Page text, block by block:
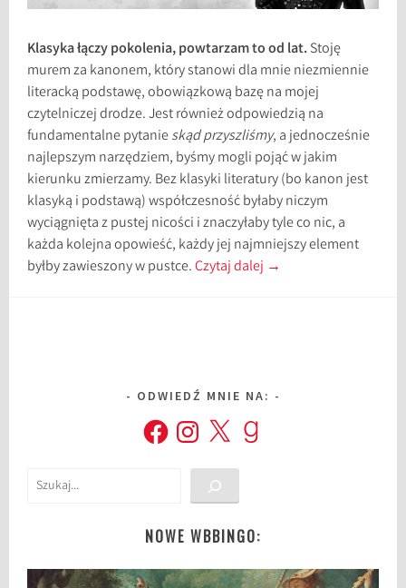
Klasyka łączy pokolenia, powtarzam to od lat.Stoję
murem za kanonem, który stanowi dla mnie niezmiennie
literacką podstawę, obowiązkową bazę na mojej
czytelniczej drodze. Jest również odpowiedzią na
fundamentalne pytanieskąd przyszliśmy, a jednocześnie
najlepszym narzędziem, byśmy mogli pojąć w jakim
kierunku zmierzamy. Bez klasyki literatury (bo kanon jest
klasyką i podstawą) współczesność byłaby niczym
wyciągnięta z pustej nicości i znaczyłaby tyle co nic, a
każda kolejna opowieść, każdy jej najmniejszy element
byłby zawieszony w pustce.Czytaj dalej →
ODWIEDŹ MNIE NA:
FacebookInstagram
X Goodreads
Szukaj
NOWE WBBINGO: